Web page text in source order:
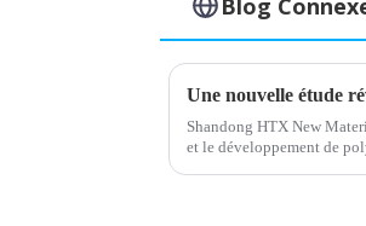
Une nouvelle étude
Shandong HTX New
et le développement de